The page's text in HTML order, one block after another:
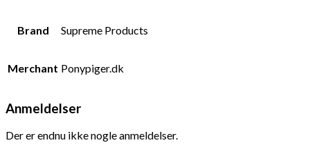
Brand Supreme Products
Merchant Ponypiger.dk
Anmeldelser
Der er endnu ikke nogle anmeldelser.